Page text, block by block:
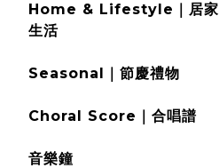
Home & Lifestyle｜居家
生活
Seasonal｜節慶禮物
Choral Score｜合唱譜
音樂鐘